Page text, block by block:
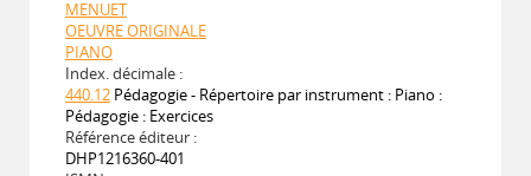
MENUET
OEUVRE ORIGINALE
PIANO
Index. décimale :
440.12 Pédagogie - Répertoire par instrument : Piano :
Pédagogie : Exercices
Référence éditeur :
DHP1216360-401